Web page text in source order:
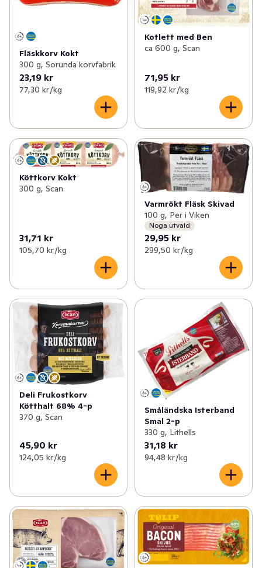
Fläskkorv Kokt
300 g, Sorunda korvfabrik
23,19 kr
77,30 kr /kg
Kotlett med Ben
ca 600 g, Scan
71,95 kr
119,92 kr /kg
Köttkorv Kokt
300 g, Scan
31,71 kr
105,70 kr /kg
Varmrökt Fläsk Skivad
100 g, Per i Viken
Noga utvald
29,95 kr
299,50 kr /kg
Deli Frukostkorv
Kötthalt 68% 4-p
370 g, Scan
45,90 kr
124,05 kr /kg
Småländska Isterband
Smal 2-p
330 g, Lithells
31,18 kr
94,48 kr /kg